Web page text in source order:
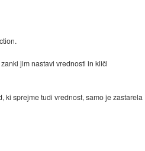
jim nastavi vrednosti in kliči
ki sprejme tudi vrednost, samo je zastarela